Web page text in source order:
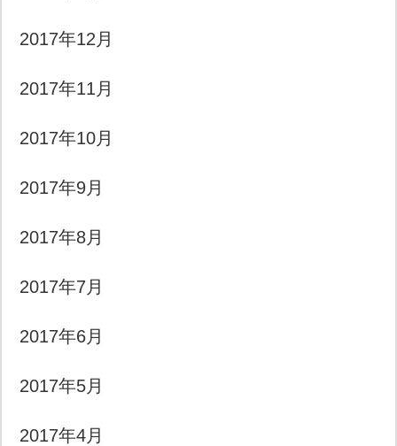
2017年12月
2017年11月
2017年10月
2017年9月
2017年8月
2017年7月
2017年6月
2017年5月
2017年4月